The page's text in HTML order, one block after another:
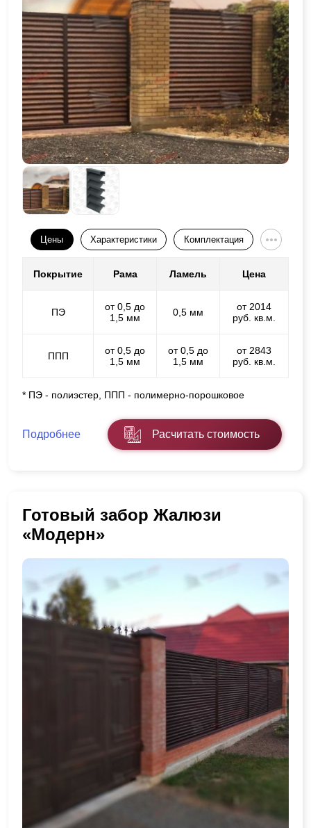
Цены Характеристики Комплектация
Покрытие Рама Ламель Цена
ПЭ
от 0,5 до
1,5 мм
0,5 мм
от 2014
руб. кв.м.
ППП
от 0,5 до
1,5 мм
от 0,5 до
1,5 мм
от 2843
руб. кв.м.
* ПЭ - полиэстер, ППП - полимерно-порошковое
Подробнее Расчитать стоимость
Готовый забор Жалюзи
«Модерн»